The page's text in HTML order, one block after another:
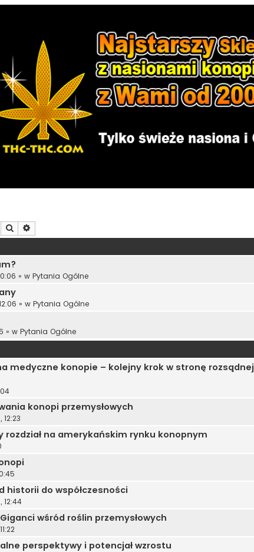
Szukaj
» w Pytania Ogólne
» w Pytania Ogólne
» w Pytania Ogólne
medyczne konopie – kolejny krok w stronę rozsądnej
konopi przemysłowych
12:23
rozdział na amerykańskim rynku konopnym
historii do współczesności
12:44
wśród roślin przemysłowych
perspektywy i potencjał wzrostu